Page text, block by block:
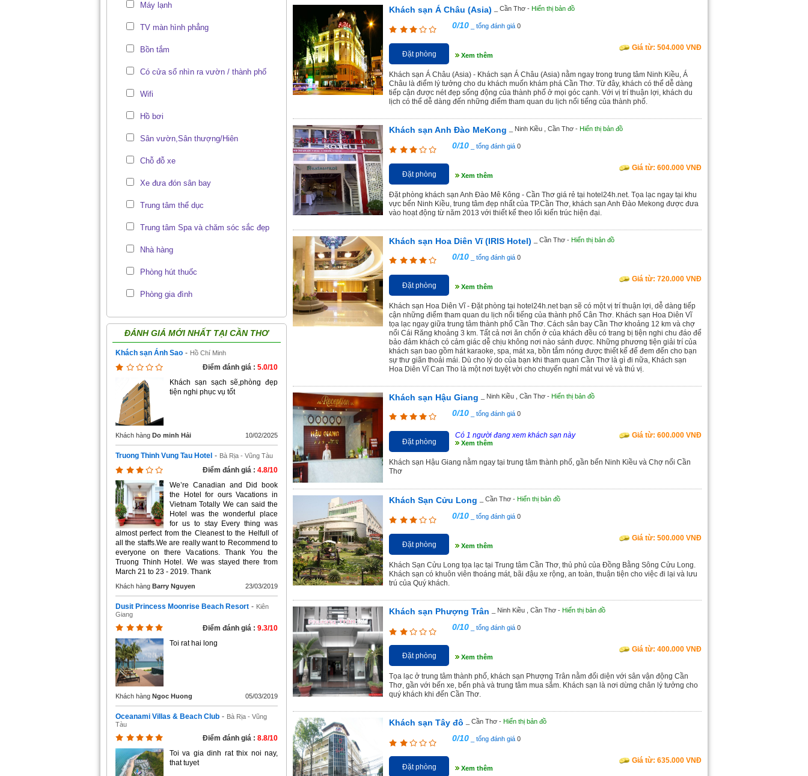
Máy lạnh
TV màn hình phẳng
Bồn tắm
Có cửa sổ nhìn ra vườn / thành phố
Wifi
Hồ bơi
Sân vườn,Sân thượng/Hiên
Chỗ đỗ xe
Xe đưa đón sân bay
Trung tâm thể dục
Trung tâm Spa và chăm sóc sắc đẹp
Nhà hàng
Phòng hút thuốc
Phòng gia đình
ĐÁNH GIÁ MỚI NHẤT TẠI CẦN THƠ
Khách sạn Ánh Sao - Hồ Chí Minh
Điểm đánh giá : 5.0/10
Khách sạn sạch sẽ,phòng đẹp
tiện nghi phục vụ tốt
Khách hàng Do minh Hải 10/02/2025
Truong Thinh Vung Tau Hotel - Bà Rịa - Vũng Tàu
Điểm đánh giá : 4.8/10
We’re Canadian and Did book
the Hotel for ours Vacations in
Vietnam Totally We can said the
Hotel was the wonderful place
for us to stay Every thing was
almost perfect from the Cleanest to the Helfull of
all the staffs.We are really want to Recommend to
everyone on there Vacations. Thank You the
Truong Thinh Hotel. We was stayed there from
March 21 to 23 - 2019. Thank
Khách hàng Barry Nguyen 23/03/2019
Dusit Princess Moonrise Beach Resort - Kiên
Giang
Điểm đánh giá : 9.3/10
Toi rat hai long
Khách hàng Ngoc Huong 05/03/2019
Oceanami Villas & Beach Club - Bà Rịa - Vũng
Tàu
Điểm đánh giá : 8.8/10
Toi va gia dinh rat thix noi nay,
that tuyet
Khách sạn Á Châu (Asia) _ Cần Thơ - Hiển thị bản đồ
0/10 _ tổng đánh giá 0
Đặt phòng
Giá từ: 504.000 VNĐ
Khách sạn Á Châu (Asia) - Khách sạn Á Châu (Asia) nằm ngay trong trung tâm Ninh Kiều, Á
Châu là điểm lý tưởng cho du khách muốn khám phá Cần Thơ. Từ đây, khách có thể dễ dàng
tiếp cận được nét đẹp sống động của thành phố ở mọi góc cạnh. Với vị trí thuận lợi, khách du
lịch có thể dễ dàng đến những điểm tham quan du lịch nổi tiếng của thành phố.
Xem thêm
Khách sạn Anh Đào MeKong _ Ninh Kiều , Cần Thơ - Hiển thị bản đồ
0/10 _ tổng đánh giá 0
Đặt phòng
Giá từ: 600.000 VNĐ
Đặt phòng khách sạn Anh Đào Mê Kông - Cần Thơ giá rẻ tại hotel24h.net. Tọa lạc ngay tại khu
vực bến Ninh Kiều, trung tâm đẹp nhất của TP.Cần Thơ, khách sạn Anh Đào Mekong được đưa
vào hoạt động từ năm 2013 với thiết kế theo lối kiến trúc hiện đại.
Xem thêm
Khách sạn Hoa Diên Vĩ (IRIS Hotel) _ Cần Thơ - Hiển thị bản đồ
0/10 _ tổng đánh giá 0
Đặt phòng
Giá từ: 720.000 VNĐ
Khách sạn Hoa Diên Vĩ - Đặt phòng tại hotel24h.net bạn sẽ có một vị trí thuận lợi, dễ dàng tiếp
cận những điểm tham quan du lịch nổi tiếng của thành phố Cân Thơ. Khách sạn Hoa Diên Vĩ
tọa lạc ngay giữa trung tâm thành phố Cần Thơ. Cách sân bay Cần Thơ khoảng 12 km và chợ
nổi Cái Răng khoảng 3 km. Tất cả nơi ăn chốn ở của khách đều có trang bị tiện nghi chu đáo để
bảo đảm khách có cảm giác dễ chịu không nơi nào sánh được. Những phương tiện giải trí của
khách sạn bao gồm hát karaoke, spa, mát xa, bồn tắm nóng được thiết kế để đem đến cho bạn
sự thư giãn thoải mái. Dù cho lý do của bạn khi tham quan Cần Thơ là gì đi nữa, Khách sạn
Hoa Diên Vĩ Can Tho là một nơi tuyệt vời cho chuyến nghỉ mát vui vẻ và thú vị.
Xem thêm
Khách sạn Hậu Giang _ Ninh Kiều , Cần Thơ - Hiển thị bản đồ
0/10 _ tổng đánh giá 0
Đặt phòng
Giá từ: 600.000 VNĐ
Khách sạn Hậu Giang nằm ngay tại trung tâm thành phố, gần bến Ninh Kiều và Chợ nổi Cần
Thơ
Có 1 người đang xem khách sạn này
Xem thêm
Khách Sạn Cửu Long _ Cần Thơ - Hiển thị bản đồ
0/10 _ tổng đánh giá 0
Đặt phòng
Giá từ: 500.000 VNĐ
Khách Sạn Cửu Long tọa lạc tại Trung tâm Cần Thơ, thủ phủ của Đồng Bằng Sông Cửu Long.
Khách sạn có khuôn viên thoáng mát, bãi đậu xe rộng, an toàn, thuận tiện cho việc đi lại và lưu
trú của Quý khách.
Xem thêm
Khách sạn Phượng Trân _ Ninh Kiều , Cần Thơ - Hiển thị bản đồ
0/10 _ tổng đánh giá 0
Đặt phòng
Giá từ: 400.000 VNĐ
Tọa lạc ở trung tâm thành phố, khách sạn Phượng Trân nằm đối diện với sân vận động Cần
Thơ, gần với bến xe, bến phà và trung tâm mua sắm. Khách sạn là nơi dừng chân lý tưởng cho
quý khách khi đến Cần Thơ.
Xem thêm
Khách sạn Tây đô _ Cần Thơ - Hiển thị bản đồ
0/10 _ tổng đánh giá 0
Đặt phòng
Giá từ: 635.000 VNĐ
Xem thêm